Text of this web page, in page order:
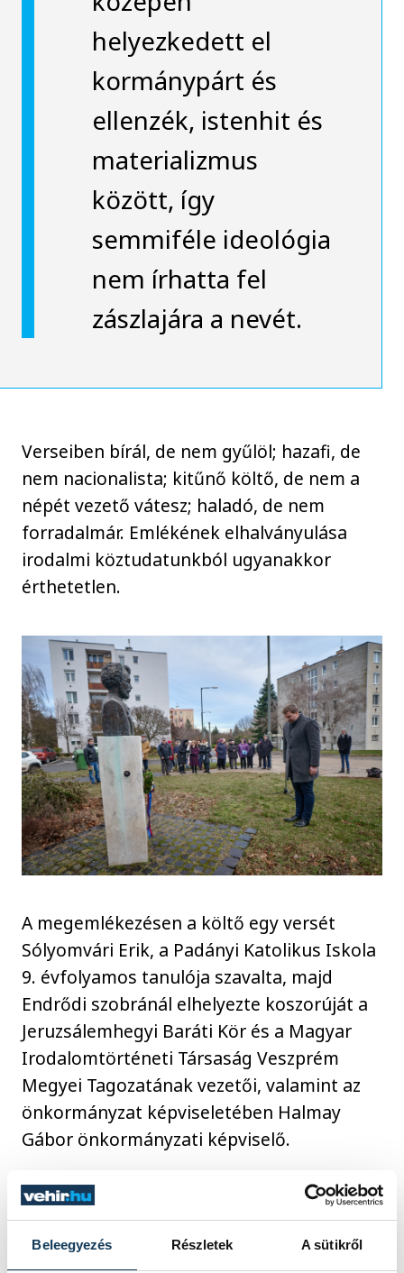
Beleegyezés Részletek A sütikről
helyezkedett el
kormánypárt és
ellenzék, istenhit és
materializmus
között, így
semmiféle ideológia
nem írhatta fel
zászlajára a nevét.
Verseiben bírál, de nem gyűlöl; hazafi, de
nem nacionalista; kitűnő költő, de nem a
népét vezető vátesz; haladó, de nem
forradalmár. Emlékének elhalványulása
irodalmi köztudatunkból ugyanakkor
érthetetlen.
A megemlékezésen a költő egy versét
Sólyomvári Erik, a Padányi Katolikus Iskola
9. évfolyamos tanulója szavalta, majd
Endrődi szobránál elhelyezte koszorúját a
Jeruzsálemhegyi Baráti Kör és a Magyar
Irodalomtörténeti Társaság Veszprém
Megyei Tagozatának vezetői, valamint az
önkormányzat képviseletében Halmay
Gábor önkormányzati képviselő.
kultúra
irodalom